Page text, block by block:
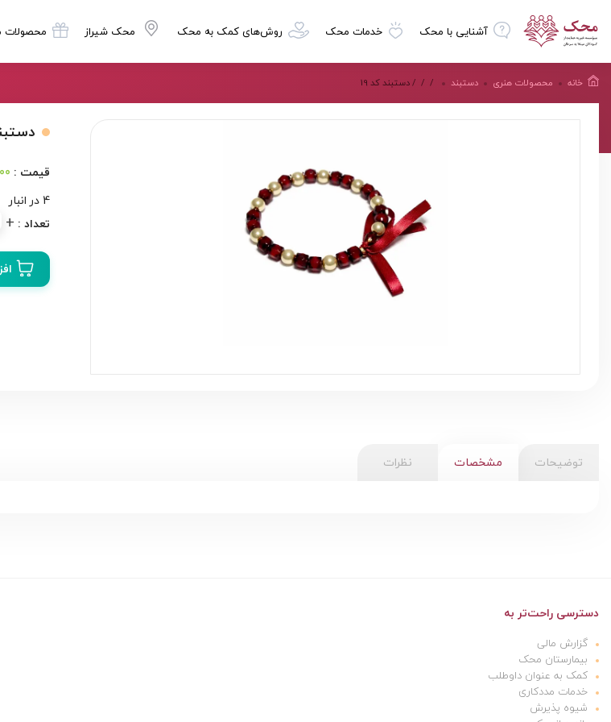
آشنایی با محک خدمات محک روش‌های کمک به محک محک شیراز
خانه / محصولات هنرى / دستبند / دستبند كد 19
4 در انبار
19
+
توضیحات مشخصات نظرات
دسترسی راحت‌تر به
گزارش مالی
بیمارستان محک
کمک به عنوان داوطلب
خدمات مددکاری
شیوه پذیرش